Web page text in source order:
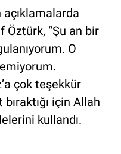
açıklamalarda
Öztürk, “Şu an bir
O
çok teşekkür
için Allah
kullandı.